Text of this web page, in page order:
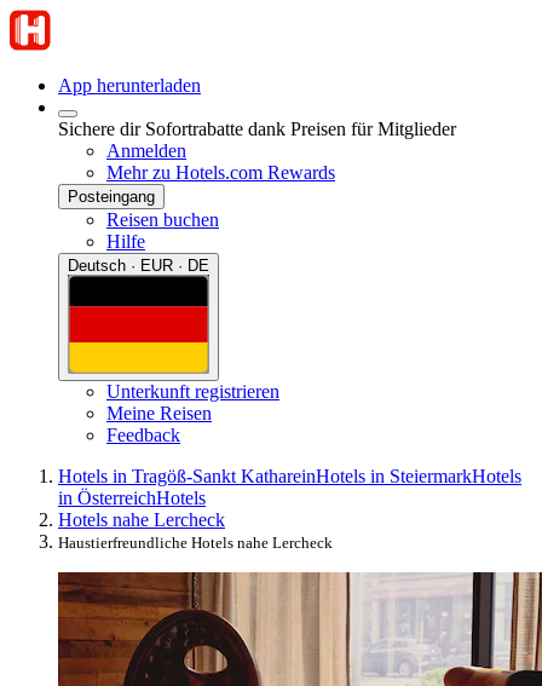
App herunterladen
Sichere dir Sofortrabatte dank Preisen für Mitglieder
Anmelden
Mehr zu Hotels.com Rewards
Posteingang
Reisen buchen
Hilfe
Deutsch · EUR · DE
Unterkunft registrieren
Meine Reisen
Feedback
Hotels in Tragöß-Sankt KathareinHotels in SteiermarkHotels
in ÖsterreichHotels
Hotels nahe Lercheck
Haustierfreundliche Hotels nahe Lercheck